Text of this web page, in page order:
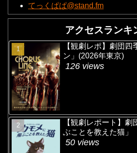
てっくぱぱ@stand.fm
アクセスランキ
【観劇レポ】劇団四
ン」(2026年東京)
126 views
【観劇レポート】
ぶことを教えた猫」
50 views